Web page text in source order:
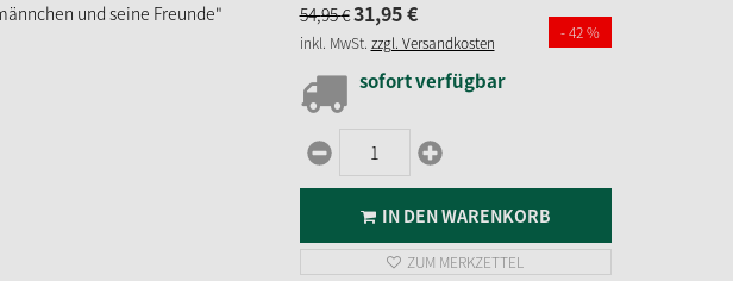
und seine Freunde" 54,95€31,95€
- 42 %
inkl. MwSt. zzgl. Versandkosten
sofort verfügbar
IN DEN WARENKORB
ZUM MERKZETTEL